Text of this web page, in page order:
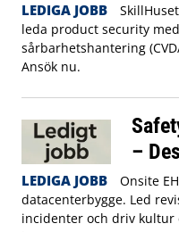
LEDIGA JOBB
leda product security
sårbarhetshantering
Ansök nu.
–
LEDIGA JOBB
Onsite
datacenterbygge. Led
incidenter och driv kultur